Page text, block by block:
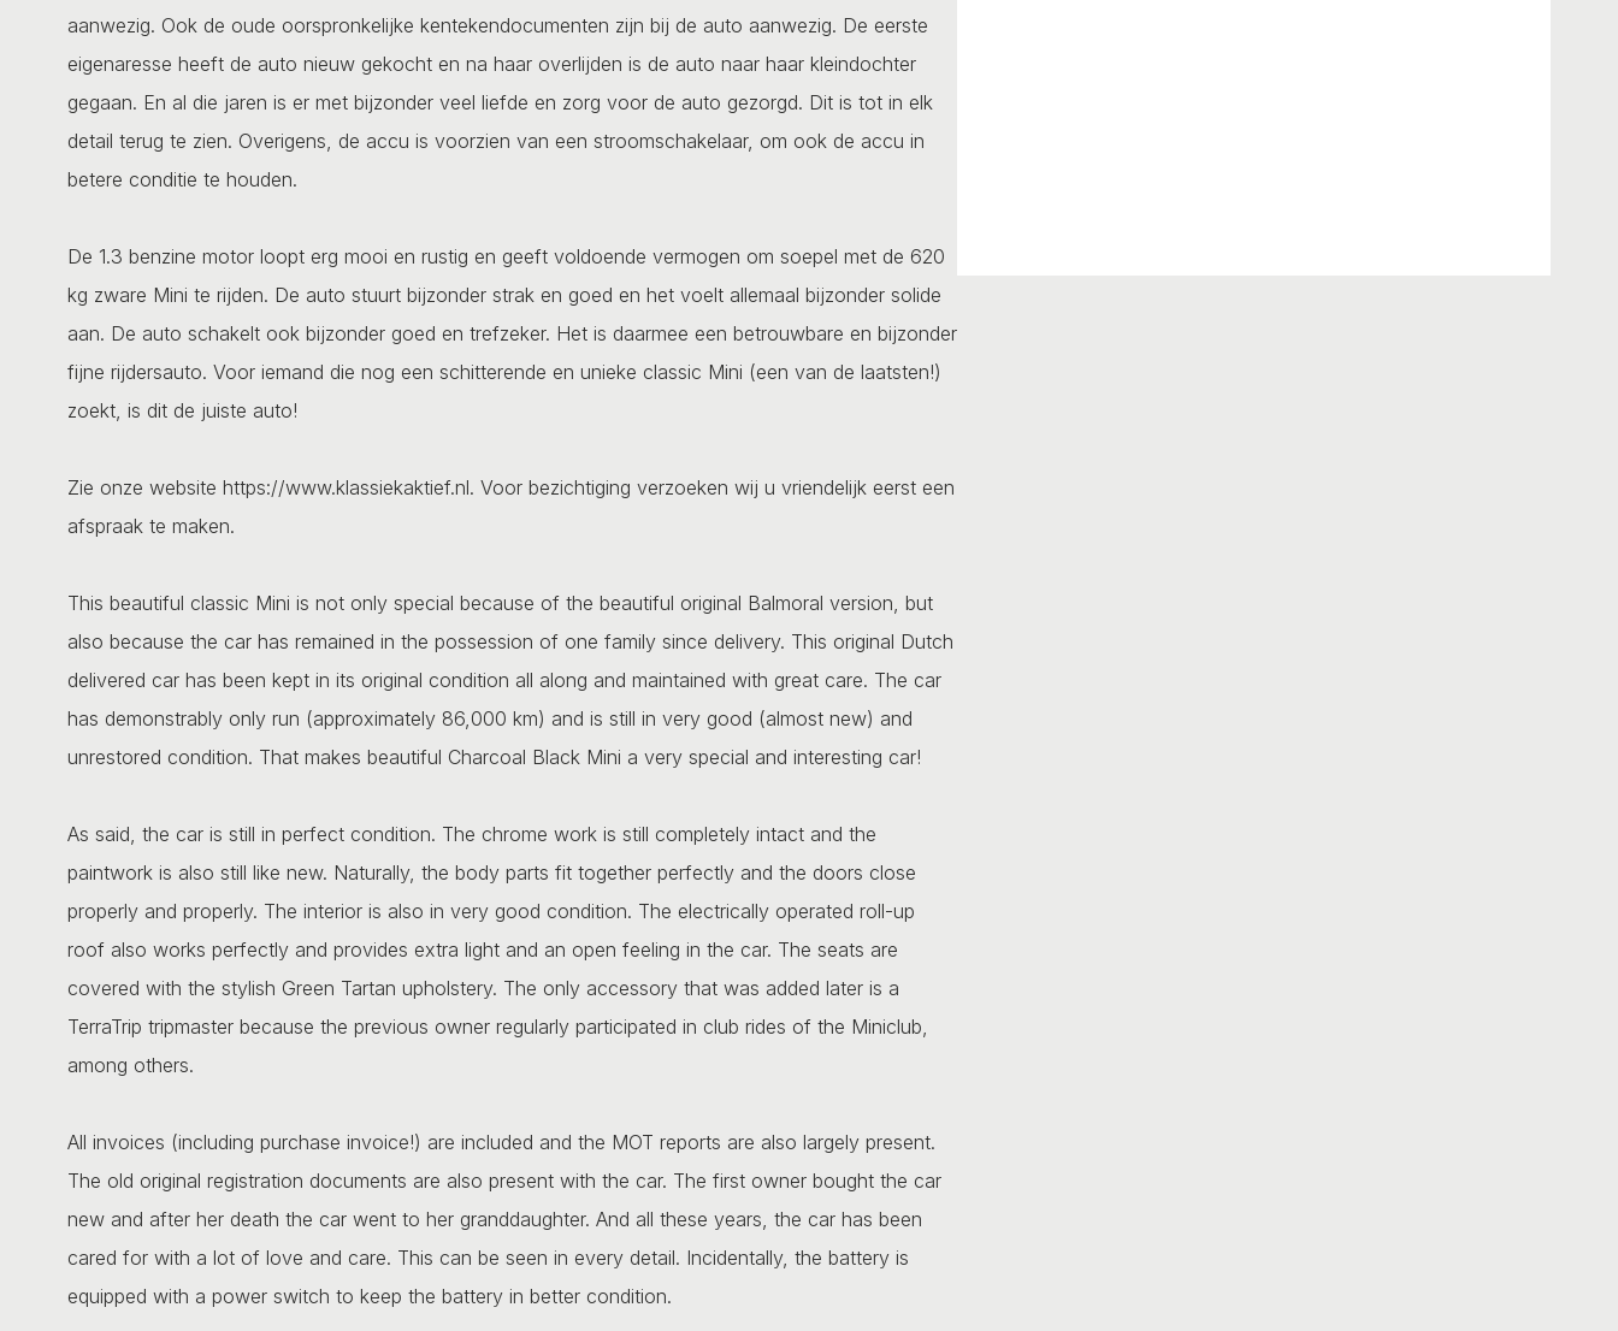
aanwezig. Ook de oude oorspronkelijke kentekendocumenten zijn bij de auto aanwezig. De eerste
eigenaresse heeft de auto nieuw gekocht en na haar overlijden is de auto naar haar kleindochter
gegaan. En al die jaren is er met bijzonder veel liefde en zorg voor de auto gezorgd. Dit is tot in elk
detail terug te zien. Overigens, de accu is voorzien van een stroomschakelaar, om ook de accu in
betere conditie te houden.
De 1.3 benzine motor loopt erg mooi en rustig en geeft voldoende vermogen om soepel met de 620
kg zware Mini te rijden. De auto stuurt bijzonder strak en goed en het voelt allemaal bijzonder solide
aan. De auto schakelt ook bijzonder goed en trefzeker. Het is daarmee een betrouwbare en bijzonder
fijne rijdersauto. Voor iemand die nog een schitterende en unieke classic Mini (een van de laatsten!)
zoekt, is dit de juiste auto!
Zie onze website https://www.klassiekaktief.nl. Voor bezichtiging verzoeken wij u vriendelijk eerst een
afspraak te maken.
This beautiful classic Mini is not only special because of the beautiful original Balmoral version, but
also because the car has remained in the possession of one family since delivery. This original Dutch
delivered car has been kept in its original condition all along and maintained with great care. The car
has demonstrably only run (approximately 86,000 km) and is still in very good (almost new) and
unrestored condition. That makes beautiful Charcoal Black Mini a very special and interesting car!
As said, the car is still in perfect condition. The chrome work is still completely intact and the
paintwork is also still like new. Naturally, the body parts fit together perfectly and the doors close
properly and properly. The interior is also in very good condition. The electrically operated roll-up
roof also works perfectly and provides extra light and an open feeling in the car. The seats are
covered with the stylish Green Tartan upholstery. The only accessory that was added later is a
TerraTrip tripmaster because the previous owner regularly participated in club rides of the Miniclub,
among others.
All invoices (including purchase invoice!) are included and the MOT reports are also largely present.
The old original registration documents are also present with the car. The first owner bought the car
new and after her death the car went to her granddaughter. And all these years, the car has been
cared for with a lot of love and care. This can be seen in every detail. Incidentally, the battery is
equipped with a power switch to keep the battery in better condition.